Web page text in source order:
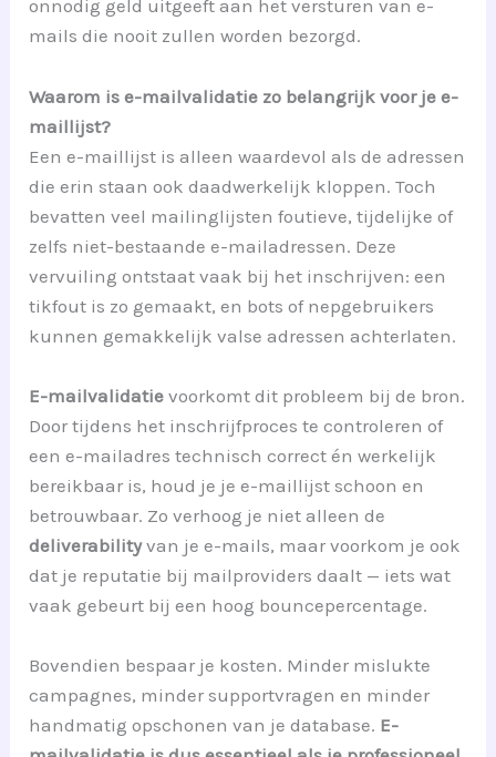
onnodig geld uitgeeft aan het versturen van e-
mails die nooit zullen worden bezorgd.
Waarom is e-mailvalidatie zo belangrijk voor je e-
maillijst?
Een e-maillijst is alleen waardevol als de adressen
die erin staan ook daadwerkelijk kloppen. Toch
bevatten veel mailinglijsten foutieve, tijdelijke of
zelfs niet-bestaande e-mailadressen. Deze
vervuiling ontstaat vaak bij het inschrijven: een
tikfout is zo gemaakt, en bots of nepgebruikers
kunnen gemakkelijk valse adressen achterlaten.
E-mailvalidatie voorkomt dit probleem bij de bron.
Door tijdens het inschrijfproces te controleren of
een e-mailadres technisch correct én werkelijk
bereikbaar is, houd je je e-maillijst schoon en
betrouwbaar. Zo verhoog je niet alleen de
deliverabilityvan je e-mails, maar voorkom je ook
dat je reputatie bij mailproviders daalt — iets wat
vaak gebeurt bij een hoog bouncepercentage.
Bovendien bespaar je kosten. Minder mislukte
campagnes, minder supportvragen en minder
handmatig opschonen van je database. E-